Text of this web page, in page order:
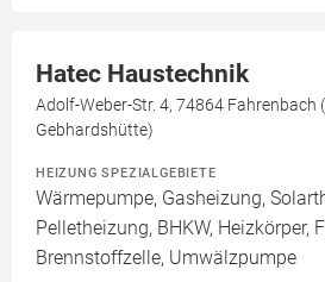
Hatec Haustechnik
Adolf-Weber-Str. 4, 74864 Fahrenbach
Gebhardshütte)
HEIZUNG SPEZIALGEBIETE
Wärmepumpe, Gasheizung,
Pelletheizung, BHKW, Heizkörper,
Brennstoffzelle, Umwälzpumpe